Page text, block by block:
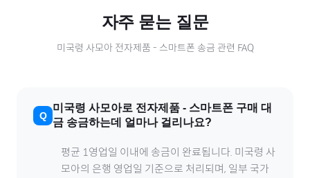
자주 묻는 질문
미국령 사모아 전자제품 - 스마트폰 송금 관련 FAQ
미국령 사모아로 전자제품 - 스마트폰 구매 대
금 송금하는데 얼마나 걸리나요?
평균 1영업일 이내에 송금이 완료됩니다. 미국령 사
모아의 은행 영업일 기준으로 처리되며, 일부 국가